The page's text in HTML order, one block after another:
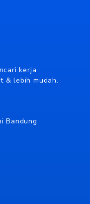
kerja
& lebih mudah.
Bandung